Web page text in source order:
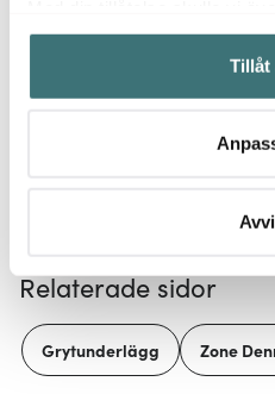
Samla in information om
kan ha en noggrannhet
Identifiera din enhet
Ta reda på mer om hur dina
Du kan ändra eller dra
Vi använder cookies för att
ska anpassas efter det som
gör också att vi kan
Tillåt
Låt dig
Relaterade sidor
Grytunderlägg Zone